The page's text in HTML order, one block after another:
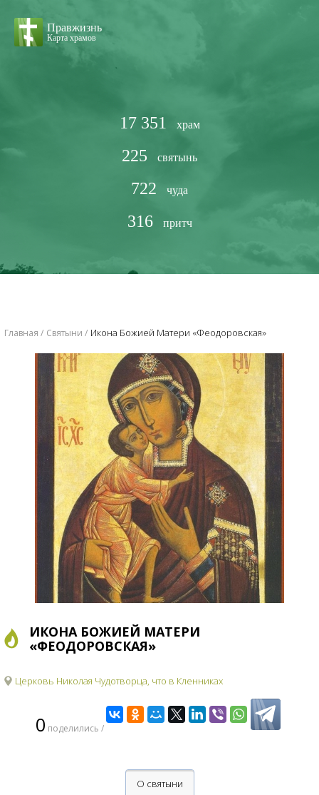
Правжизнь
Карта храмов
17 351 храм
225 святынь
722 чуда
316 притч
Главная Святыни Икона Божией Матери «Феодоровская»
ИКОНА БОЖИЕЙ МАТЕРИ
«ФЕОДОРОВСКАЯ»
Церковь Николая Чудотворца, что в Кленниках
0 поделились /
О святыни